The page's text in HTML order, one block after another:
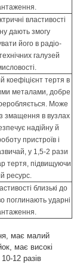
властивості
дають змогу
його в радіо-
галузей
коефіцієнт тертя в
металами, добре
Може
змащення в вузлах
надійну й
пристроїв і
у 1,5-2 рази
тертя, підвищуючи
ресурс.
близькі до
поглинають ударні
має малий
має високі
12 разів